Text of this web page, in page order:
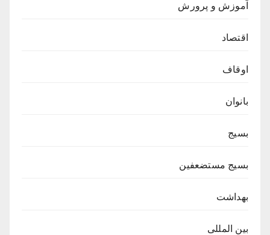
آموزش و پرورش
اقتصاد
اوقاف
بانوان
بسیج
بسیج مستضعفین
بهداشت
بین المللی